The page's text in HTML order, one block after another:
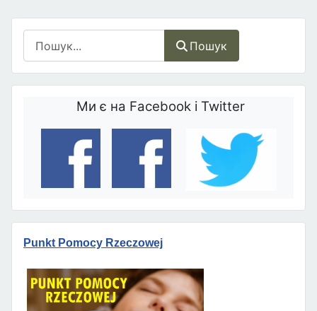
Пошук
Ми є на Facebook і Twitter
Punkt Pomocy Rzeczowej